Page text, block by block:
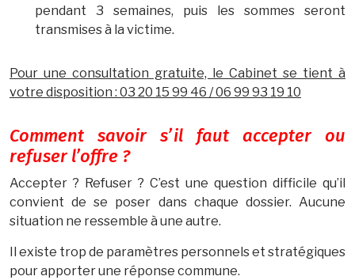
pendant 3 semaines, puis les sommes seront
transmises à la victime.
Pour une consultation gratuite, le Cabinet se tient à
votre disposition : 03 20 15 99 46 / 06 99 93 19 10
Comment savoir s’il faut accepter ou
refuser l’offre ?
Accepter ? Refuser ? C’est une question difficile qu’il
convient de se poser dans chaque dossier. Aucune
situation ne ressemble à une autre.
Il existe trop de paramètres personnels et stratégiques
pour apporter une réponse commune.